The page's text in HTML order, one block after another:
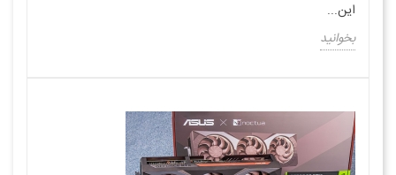
این...
بخوانید